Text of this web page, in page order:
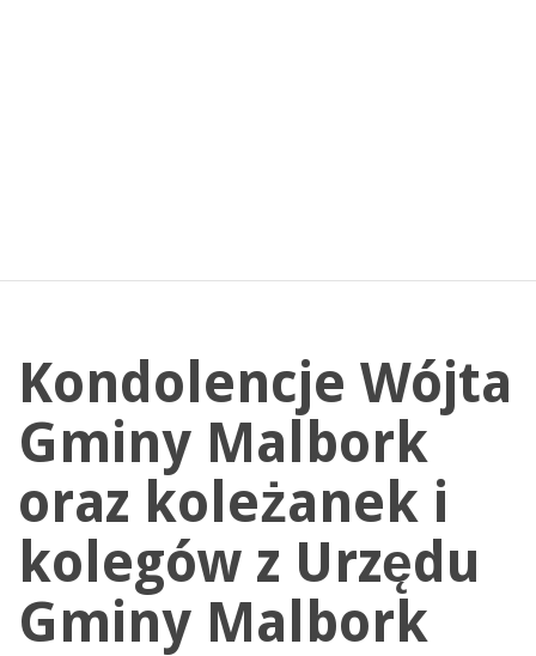
Kondolencje Wójta
Gminy Malbork
oraz koleżanek i
kolegów z Urzędu
Gminy Malbork